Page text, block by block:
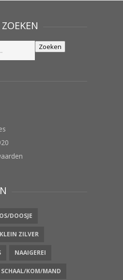
Zoeken
DOOSJE
KLEIN ZILVER
NAAIGEREI
SCHAAL/KOM/MAND